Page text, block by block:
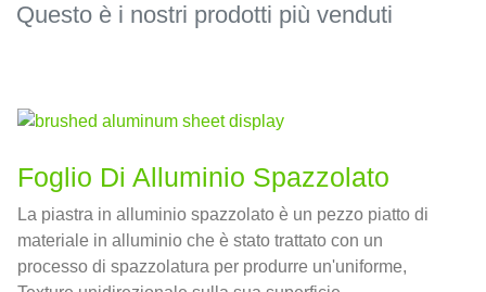
Questo è i nostri prodotti più venduti
Foglio Di Alluminio Spazzolato
La piastra in alluminio spazzolato è un pezzo piatto di
materiale in alluminio che è stato trattato con un
processo di spazzolatura per produrre un'uniforme,